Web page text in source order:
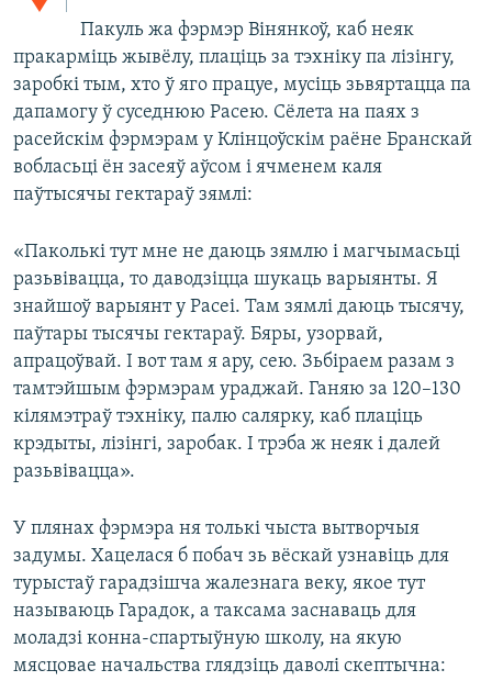
Пакуль жа фэрмэр Вінянкоў, каб неяк
пракарміць жывёлу, плаціць за тэхніку па лізінгу,
заробкі тым, хто ў яго працуе, мусіць зьвяртацца па
дапамогу ў суседнюю Расею. Сёлета на паях з
расейскім фэрмэрам у Клінцоўскім раёне Бранскай
вобласьці ён засеяў аўсом і ячменем каля
паўтысячы гектараў зямлі:
«Паколькі тут мне не даюць зямлю і магчымасьці
разьвівацца, то даводзіцца шукаць варыянты. Я
знайшоў варыянт у Расеі. Там зямлі даюць тысячу,
паўтары тысячы гектараў. Бяры, узорвай,
апрацоўвай. І вот там я ару, сею. Зьбіраем разам з
тамтэйшым фэрмэрам ураджай. Ганяю за 120–130
кілямэтраў тэхніку, палю салярку, каб плаціць
крэдыты, лізінгі, заробак. І трэба ж неяк і далей
разьвівацца».
У плянах фэрмэра ня толькі чыста вытворчыя
задумы. Хацелася б побач зь вёскай узнавіць для
турыстаў гарадзішча жалезнага веку, якое тут
называюць Гарадок, а таксама заснаваць для
моладзі конна-спартыўную школу, на якую
мясцовае начальства глядзіць даволі скептычна: